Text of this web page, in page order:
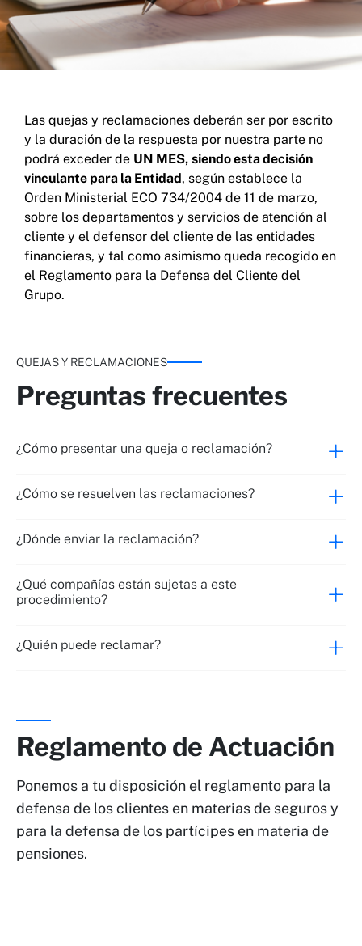
Las quejas y reclamaciones deberán ser por escrito
y la duración de la respuesta por nuestra parte no
podrá exceder de UN MES, siendo esta decisión
vinculante para la Entidad, según establece la
Orden Ministerial ECO 734/2004 de 11 de marzo,
sobre los departamentos y servicios de atención al
cliente y el defensor del cliente de las entidades
financieras, y tal como asimismo queda recogido en
el Reglamento para la Defensa del Cliente del
Grupo.
QUEJAS Y RECLAMACIONES
Preguntas frecuentes
¿Cómo presentar una queja o reclamación?
¿Cómo se resuelven las reclamaciones?
¿Dónde enviar la reclamación?
¿Qué compañías están sujetas a este
procedimiento?
¿Quién puede reclamar?
Reglamento de Actuación
Ponemos a tu disposición el reglamento para la
defensa de los clientes en materias de seguros y
para la defensa de los partícipes en materia de
pensiones.